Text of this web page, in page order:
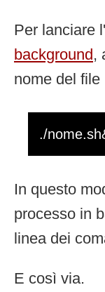
Per lanciare
background,
nome del file
./
In questo
processo in
linea dei
E così via.